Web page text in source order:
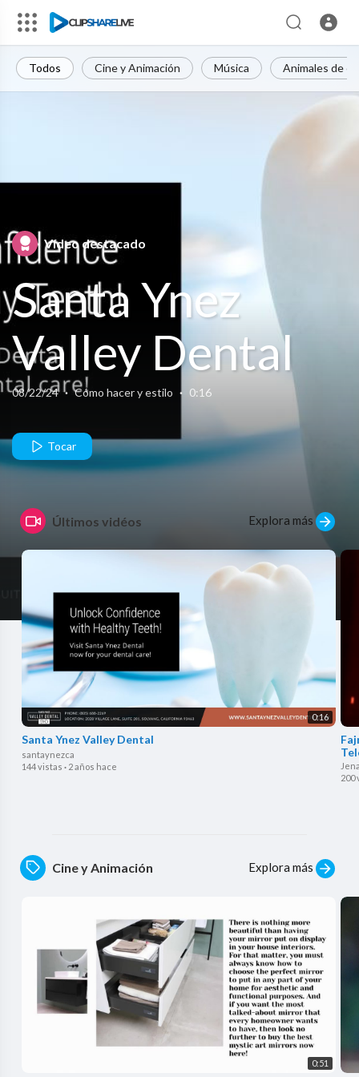
Todos Cine y Animación Música Animales de
Vídeo destacado
Santa Ynez
Valley Dental
08/22/24 · Cómo hacer y estilo · 0:16
Tocar
Últimos vidéos Explora más
0:16
Santa Ynez Valley Dental
santaynezca
144 vistas · 2 años hace
200
Cine y Animación Explora más
0:51